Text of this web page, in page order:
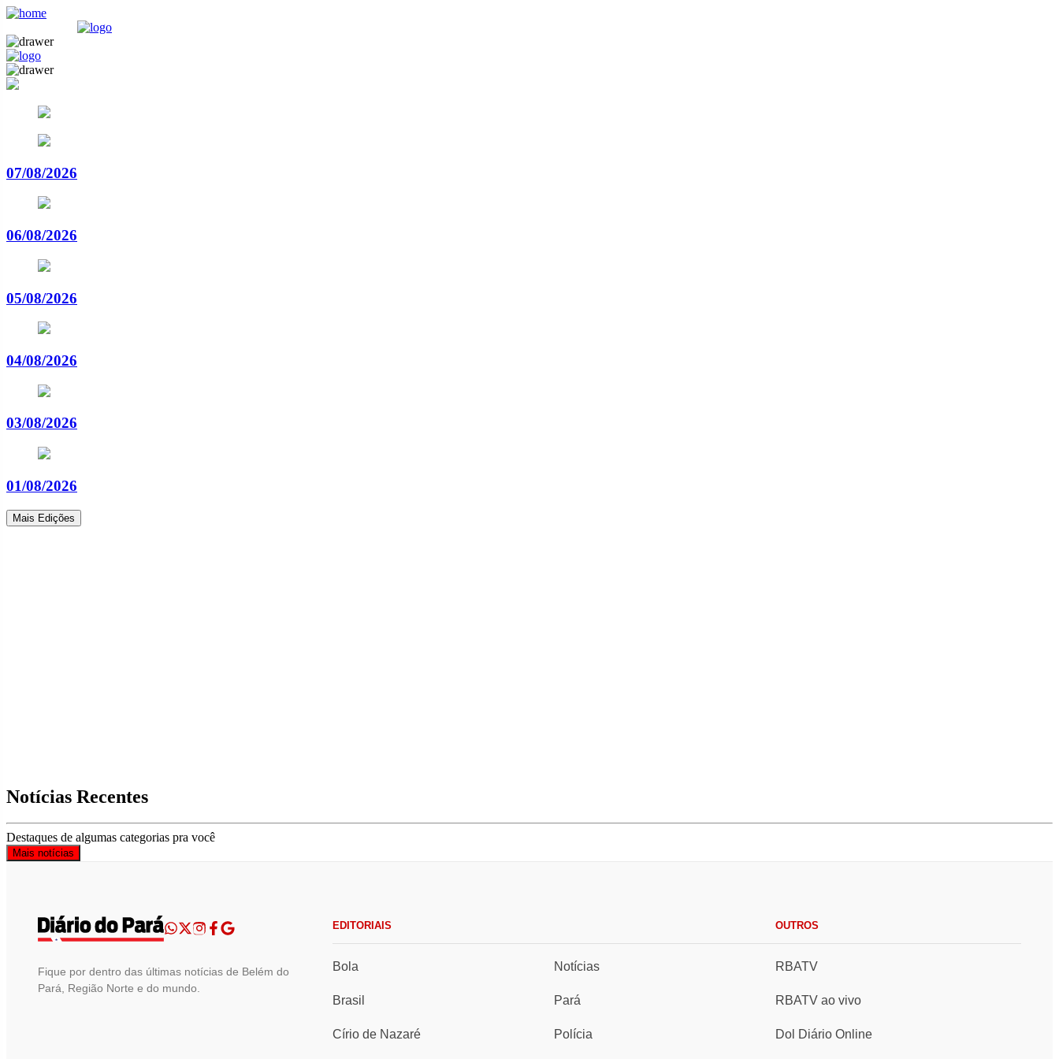
07/08/2026
06/08/2026
05/08/2026
04/08/2026
03/08/2026
01/08/2026
Mais Edições
Notícias Recentes
Destaques de algumas categorias pra você
Mais notícias
Fique por dentro das últimas notícias de Belém do
Pará, Região Norte e do mundo.
EDITORIAIS
Bola
Brasil
Círio de Nazaré
Notícias
Pará
Polícia
OUTROS
RBATV
RBATV ao vivo
Dol Diário Online